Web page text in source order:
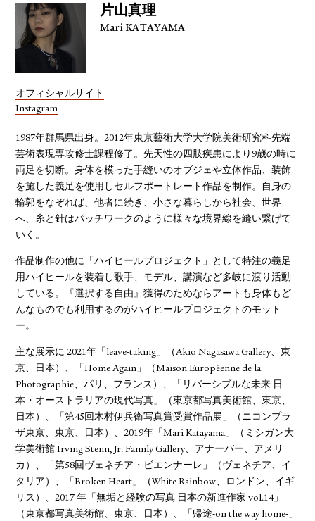
片山真理
Mari KATAYAMA
オフィシャルサイト
Instagram
1987年群馬県出身。2012年東京藝術大学大学院美術研究科先端
芸術表現専攻修士課程修了。先天性の四肢疾患により9歳の時に
両足を切断。身体を模った手縫いのオブジェや立体作品、装飾
を施した義足を使用しセルフポートレート作品を制作。自身の
輪郭をなぞれば、他者に続き、小さな暮らしから社会、世界
へ、糸と針はパッチワークのように様々な境界線を縫い繋げて
いく。
作品制作の他に「ハイヒールプロジェクト」として特注の義足
用ハイヒールを装着し歌手、モデル、講演など多岐に渡り活動
している。『選択する自由』獲得のためならアートも身体もど
んなものでも利用するのがハイヒールプロジェクトのモット
ー。
主な展示に 2021年「leave-taking」（Akio Nagasawa Gallery、東
京、日本）、「Home Again」（Maison Européenne de la
Photographie、パリ、フランス）、「リバーシブルな未来 日
本・オーストラリアの現代写真」（東京都写真美術館、東京、
日本）、「第45回木村伊兵衛写真賞受賞作品展」（ニコンプラ
ザ東京、東京、日本）、2019年「Mari Katayama」（ミシガン大
学美術館 Irving Stenn, Jr. Family Gallery、アナーバー、アメリ
カ）、「第58回ヴェネチア・ビエンナーレ」（ヴェネチア、イ
タリア）、「Broken Heart」（White Rainbow、ロンドン、イギ
リス）、2017 年「無垢と経験の写真 日本の新進作家 vol.14」
（東京都写真美術館、東京、日本）、「帰途-on the way home-」